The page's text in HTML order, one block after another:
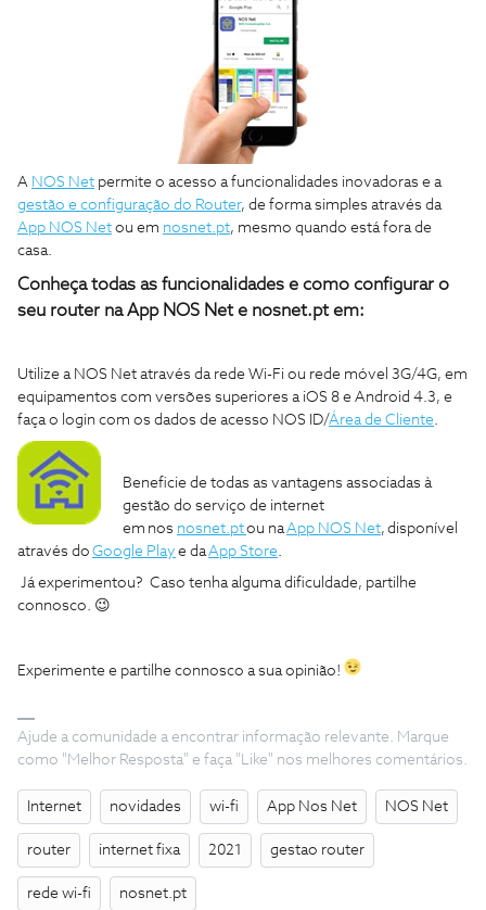
A NOS Net permite o acesso a funcionalidades inovadoras e a
gestão e configuração do Router, de forma simples através da
App NOS Net ou em nosnet.pt, mesmo quando está fora de
casa.
Conheça todas as funcionalidades e como configurar o
seu router na App NOS Net e nosnet.pt em:
Utilize a NOS Net através da rede Wi-Fi ou rede móvel 3G/4G, em
equipamentos com versões superiores a iOS 8 e Android 4.3, e
faça o login com os dados de acesso NOS ID/Área de Cliente.
Beneficie de todas as vantagens associadas à
gestão do serviço de internet
em nos nosnet.ptou naApp NOS Net, disponível
através do Google Play e daApp Store.
​Já experimentou? Caso tenha alguma dificuldade, partilhe
connosco. 😉
Experimente e partilhe connosco a sua opinião!
Ajude a comunidade a encontrar informação relevante. Marque
como "Melhor Resposta" e faça "Like" nos melhores comentários.
Internet novidades wi-fi App Nos Net NOS Net
router internet fixa 2021 gestao router
rede wi-fi nosnet.pt